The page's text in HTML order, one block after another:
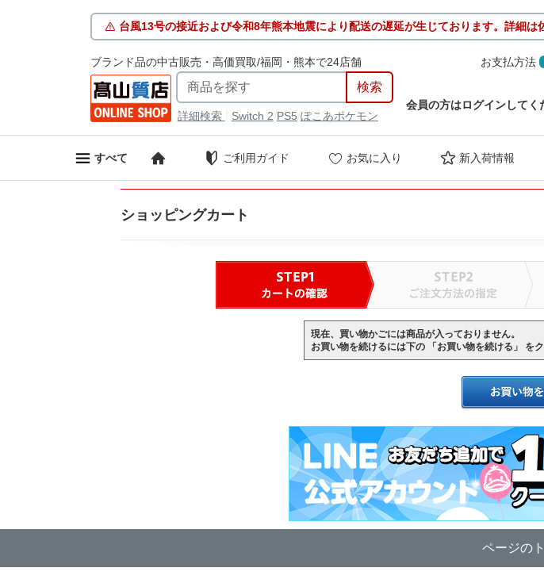
台風13号の接近および令和8年熊本地震により配送の遅延が生じております。詳細は
ブランド品の中古販売・高価買取/福岡・熊本で24店舗 お支払方法
詳細検索 Switch 2 PS5 ぽこあポケモン
会員の方はログインしてく
すべて ご利用ガイド お気に入り 新入荷情報
ショッピングカート
現在、買い物かごには商品が入っておりません。
お買い物を続けるには下の 「お買い物を続ける」 を
ページの